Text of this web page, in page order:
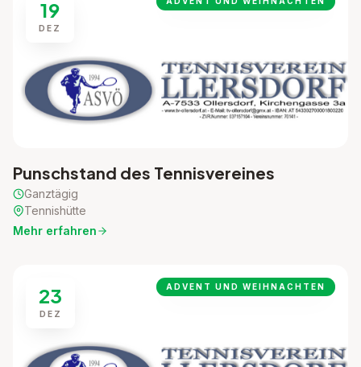
19
DEZ
Punschstand des Tennisvereines
Ganztägig
Tennishütte
Mehr erfahren
23
DEZ
ADVENT UND WEIHNACHTEN